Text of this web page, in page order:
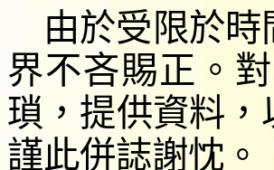
由於受限於
界不吝賜正 。
瑣，提供資料
謹此併誌謝忱。